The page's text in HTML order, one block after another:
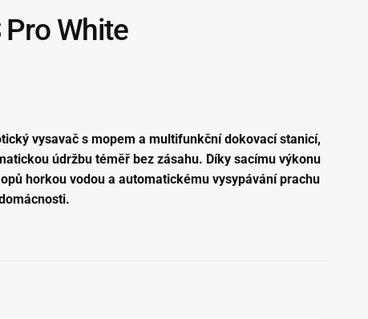
Pro White
vysavač s mopem a multifunkční dokovací stanicí,
údržbu téměř bez zásahu. Díky sacímu výkonu
horkou vodou a automatickému vysypávání prachu